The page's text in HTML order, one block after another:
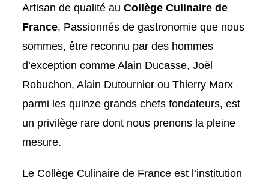
Artisan de qualité auCollège Culinaire de
France. Passionnés de gastronomie que nous
sommes, être reconnu par des hommes
d’exception comme Alain Ducasse, Joël
Robuchon, Alain Dutournier ou Thierry Marx
parmi les quinze grands chefs fondateurs, est
un privilège rare dont nous prenons la pleine
mesure.
Le Collège Culinaire de France est l’institution